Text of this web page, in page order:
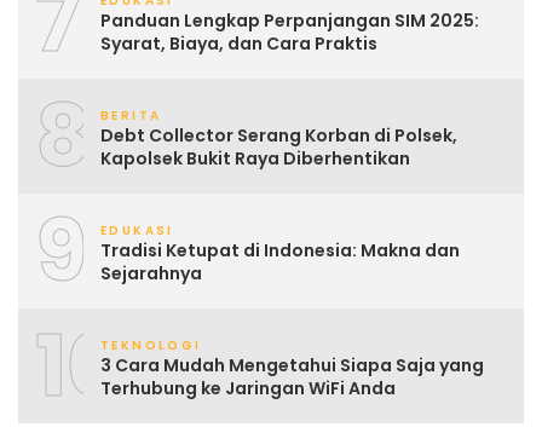
Panduan Lengkap Perpanjangan SIM 2025:
Syarat, Biaya, dan Cara Praktis
8 BERITA
Debt Collector Serang Korban di Polsek,
Kapolsek Bukit Raya Diberhentikan
9 EDUKASI
Tradisi Ketupat di Indonesia: Makna dan
Sejarahnya
10TEKNOLOGI
3 Cara Mudah Mengetahui Siapa Saja yang
Terhubung ke Jaringan WiFi Anda